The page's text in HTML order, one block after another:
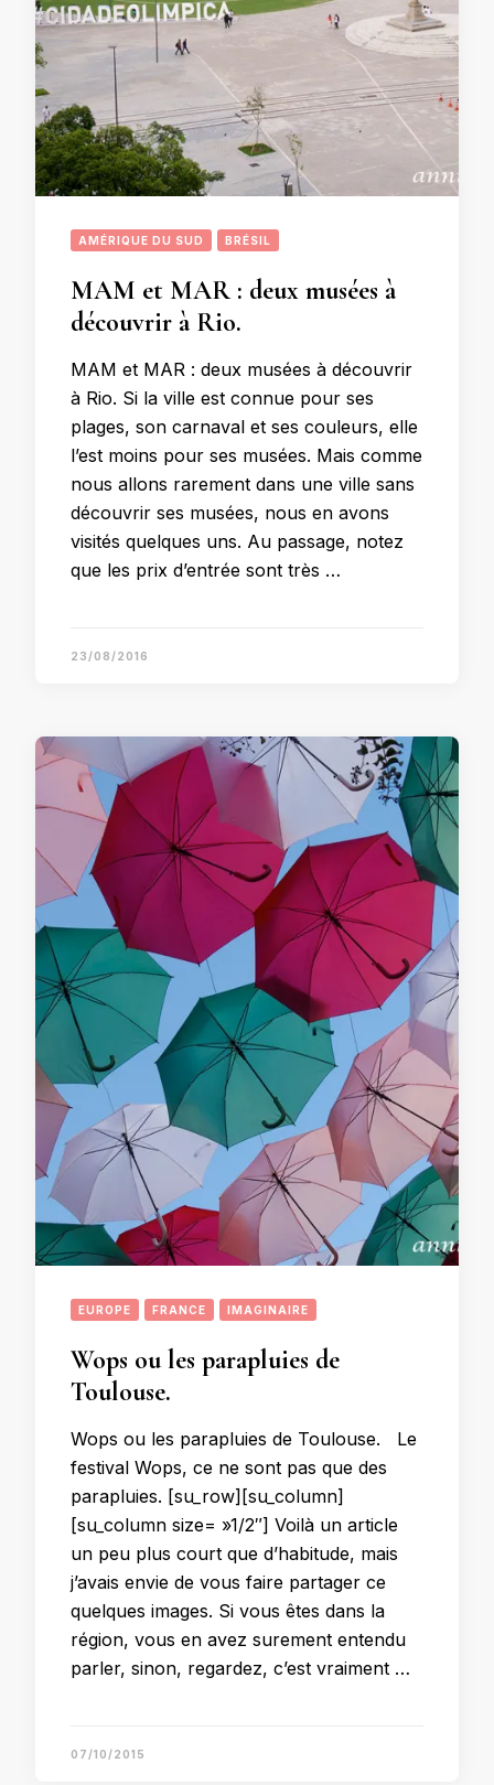
AMÉRIQUE DU SUD BRÉSIL
MAM et MAR : deux musées à
découvrir à Rio.
MAM et MAR : deux musées à découvrir
à Rio. Si la ville est connue pour ses
plages, son carnaval et ses couleurs, elle
l’est moins pour ses musées. Mais comme
nous allons rarement dans une ville sans
découvrir ses musées, nous en avons
visités quelques uns. Au passage, notez
que les prix d’entrée sont très …
23/08/2016
EUROPE FRANCE IMAGINAIRE
Wops ou les parapluies de
Toulouse.
Wops ou les parapluies de Toulouse. Le
festival Wops, ce ne sont pas que des
parapluies. [su_row][su_column]
[su_column size= »1/2″] Voilà un article
un peu plus court que d’habitude, mais
j’avais envie de vous faire partager ce
quelques images. Si vous êtes dans la
région, vous en avez surement entendu
parler, sinon, regardez, c’est vraiment …
07/10/2015